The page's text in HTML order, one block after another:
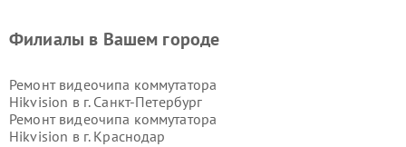
Филиалы в Вашем городе
Ремонт видеочипа коммутатора
Hikvision в г. Санкт-Петербург
Ремонт видеочипа коммутатора
Hikvision в г. Краснодар